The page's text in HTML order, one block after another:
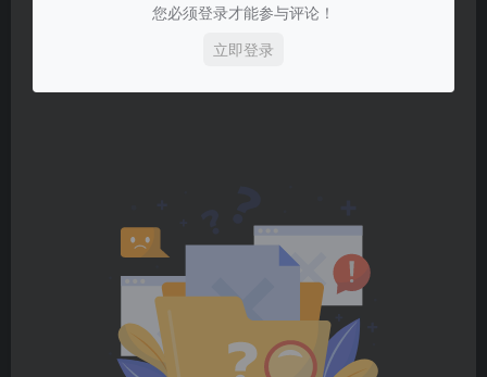
您必须登录才能参与评论！
立即登录